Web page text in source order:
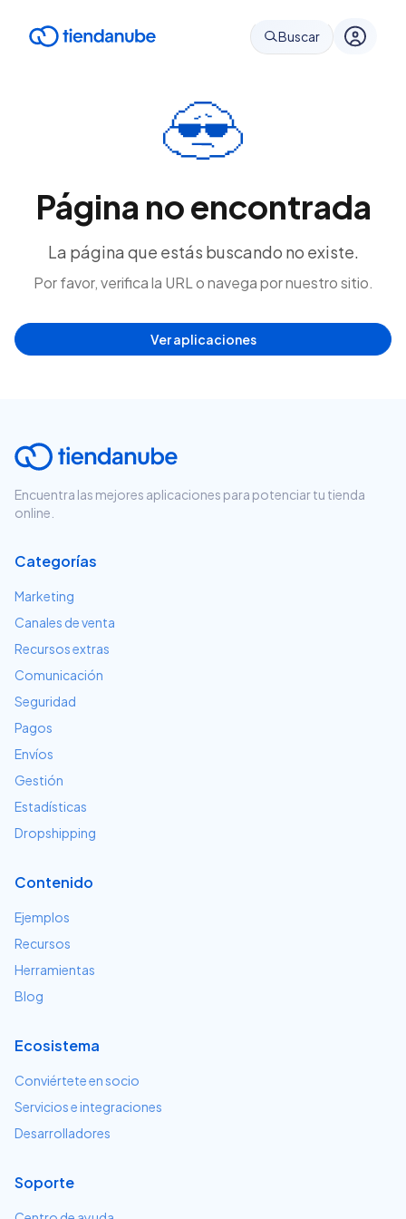
Buscar
Página no encontrada
La página que estás buscando no existe.
Por favor, verifica la URL o navega por nuestro sitio.
Ver aplicaciones
Encuentra las mejores aplicaciones para potenciar tu tienda
online.
Categorías
Marketing
Canales de venta
Recursos extras
Comunicación
Seguridad
Pagos
Envíos
Gestión
Estadísticas
Dropshipping
Contenido
Ejemplos
Recursos
Herramientas
Blog
Ecosistema
Conviértete en socio
Servicios e integraciones
Desarrolladores
Soporte